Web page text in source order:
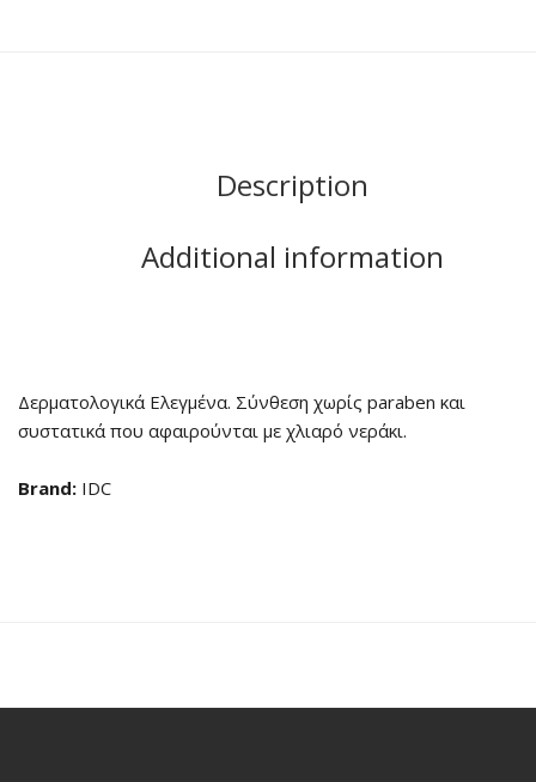
Description
Additional information
Δερματολογικά Ελεγμένα. Σύνθεση χωρίς paraben και
συστατικά που αφαιρούνται με χλιαρό νεράκι.
Brand: IDC